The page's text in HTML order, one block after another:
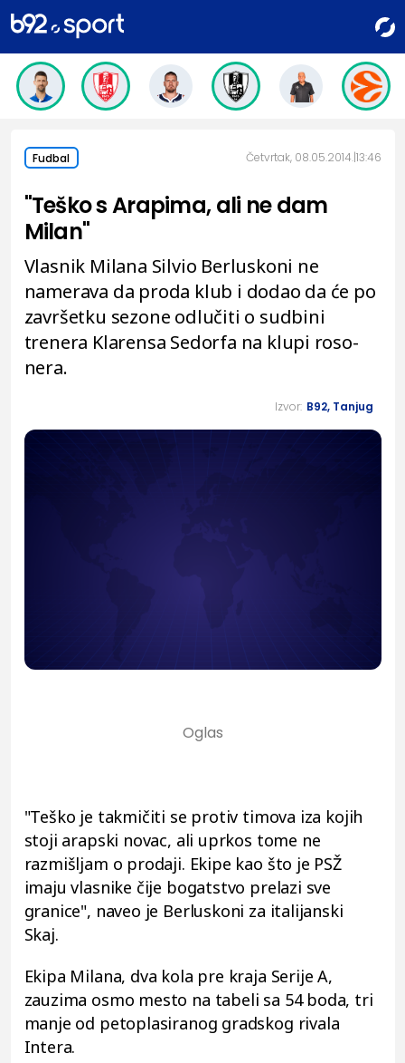
Fudbal Četvrtak, 08.05.2014. 13:46
"Teško s Arapima, ali ne dam
Milan"
Vlasnik Milana Silvio Berluskoni ne
namerava da proda klub i dodao da će po
završetku sezone odlučiti o sudbini
trenera Klarensa Sedorfa na klupi roso-
nera.
Izvor: B92, Tanjug
"Teško je takmičiti se protiv timova iza kojih
stoji arapski novac, ali uprkos tome ne
razmišljam o prodaji. Ekipe kao što je PSŽ
imaju vlasnike čije bogatstvo prelazi sve
granice", naveo je Berluskoni za italijanski
Skaj.
Ekipa Milana, dva kola pre kraja Serije A,
zauzima osmo mesto na tabeli sa 54 boda, tri
manje od petoplasiranog gradskog rivala
Intera.